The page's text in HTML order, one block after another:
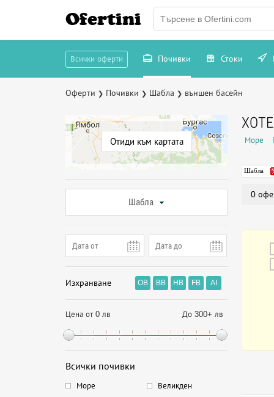
Ofertini
Всички оферти Почивки Стоки
Оферти ❯ Почивки ❯ Шабла ❯ външен басейн
Отиди към картата
Шабла
Изхранване OB BB HB FB AI
Цена от 0 лв До 300+ лв
Всички почивки
Море
Великден
Море
Шабла
0